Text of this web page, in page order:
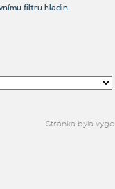
filtru hladin.
Stránka byla